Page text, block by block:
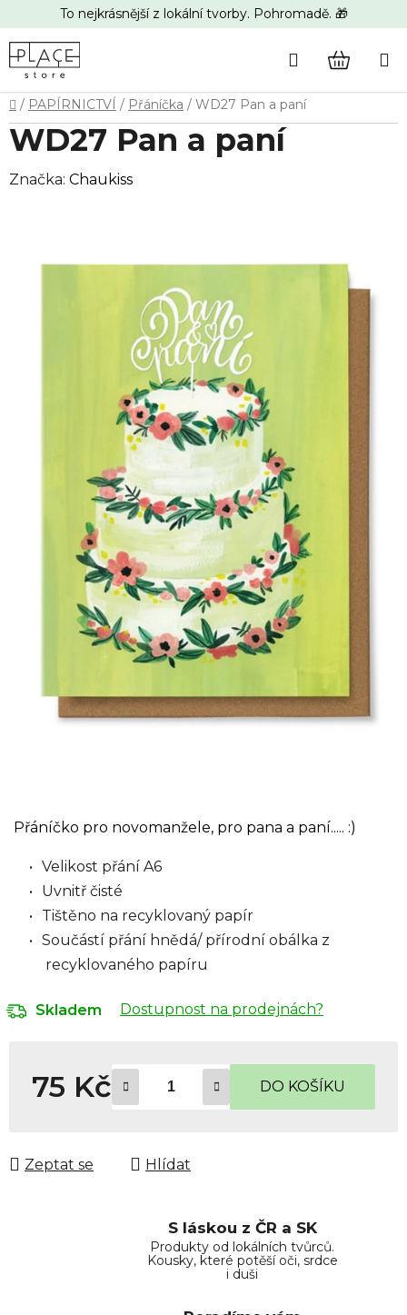
na
obsah
To nejkrásnější z lokální tvorby. Pohromadě. 🎁
Hledat
Domů
/ PAPÍRNICTVÍ / Přáníčka / WD27 Pan a paní
Přáníčko pro novomanžele, pro pana a paní..... :)
Velikost přání A6
Uvnitř čisté
Tištěno na recyklovaný papír
Součástí přání hnědá/ přírodní obálka z
recyklovaného papíru
Skladem Dostupnost na prodejnách?
75 Kč DO KOŠÍKU
Zeptat se Hlídat
WD27 Pan a paní
Značka: Chaukiss
S láskou z ČR a SK
Produkty od lokálních tvůrců.
Kousky, které potěší oči, srdce
i duši